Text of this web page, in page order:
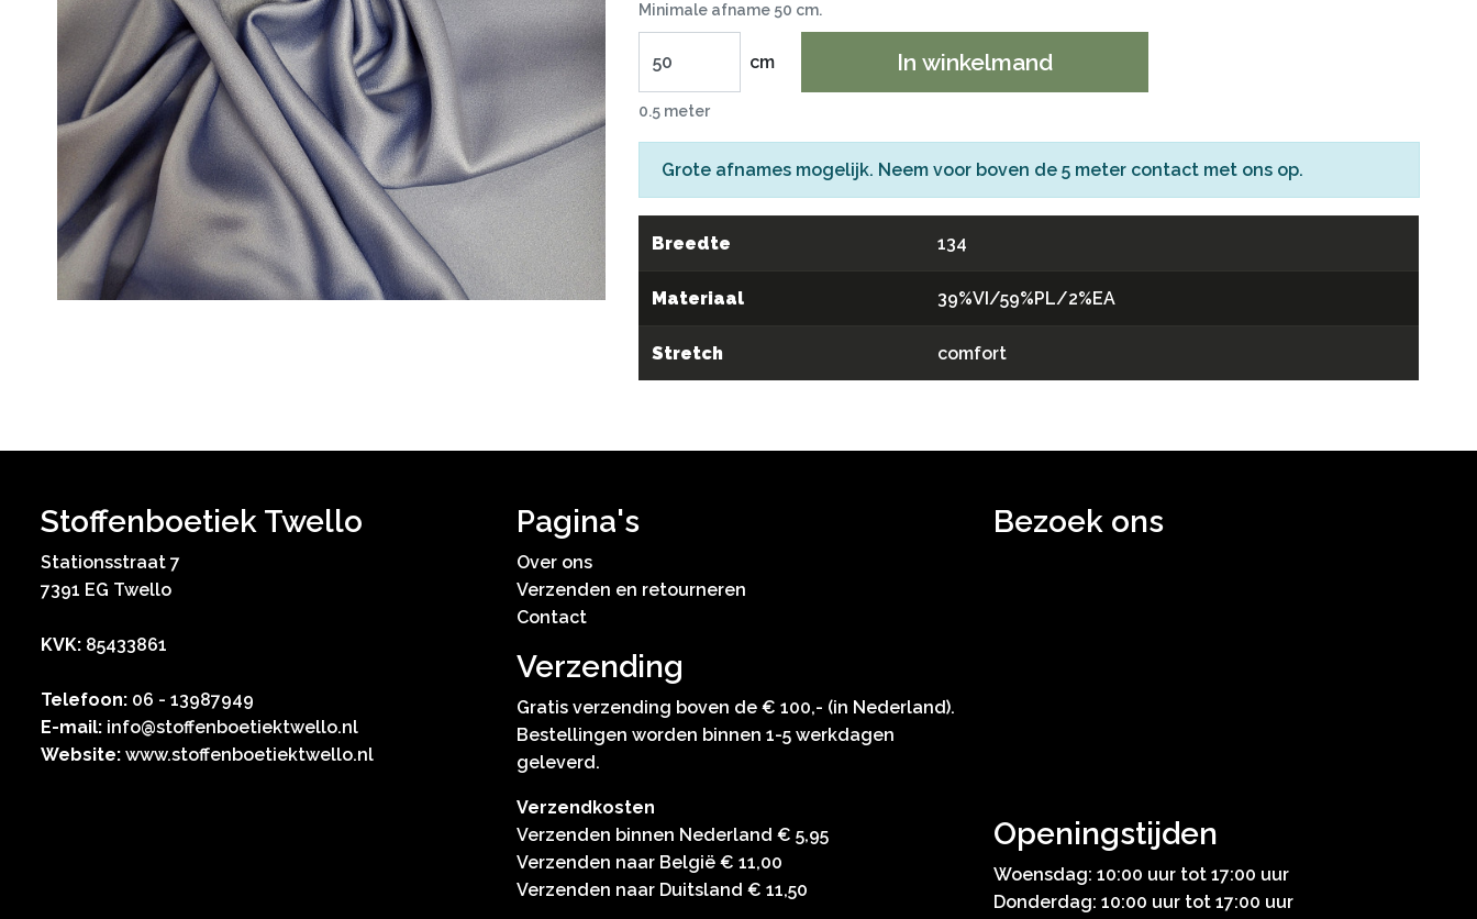
Minimale afname 50 cm.
cm In winkelmand
0.5 meter
Grote afnames mogelijk. Neem voor boven de 5 meter contact met ons op.
Breedte 134
Materiaal 39%VI/59%PL/2%EA
Stretch comfort
Stoffenboetiek Twello
Stationsstraat 7
7391 EG Twello
KVK: 85433861
Telefoon: 06 - 13987949
E-mail: info@stoffenboetiektwello.nl
Website: www.stoffenboetiektwello.nl
Pagina's
Over ons
Verzenden en retourneren
Contact
Verzending
Gratis verzending boven de € 100,- (in Nederland).
Bestellingen worden binnen 1-5 werkdagen
geleverd.
Verzendkosten
Verzenden binnen Nederland € 5,95
Verzenden naar België € 11,00
Verzenden naar Duitsland € 11,50
Bezoek ons
Openingstijden
Woensdag: 10:00 uur tot 17:00 uur
Donderdag: 10:00 uur tot 17:00 uur